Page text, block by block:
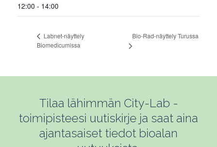
12:00 - 14:00
Labnet-näyttely
Biomedicumissa
Bio-Rad-näyttely Turussa
Tilaa lähimmän City-Lab -
toimipisteesi uutiskirje ja saat aina
ajantasaiset tiedot bioalan